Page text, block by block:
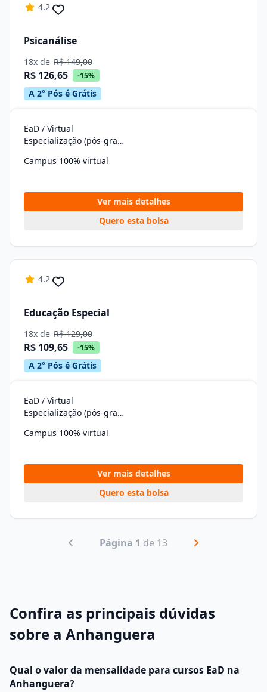
4.2
Psicanálise
18x de R$ 149,00
R$ 126,65 -15%
A 2° Pós é Grátis
EaD / Virtual
Especialização (pós-graduação)
Campus 100% virtual
Ver mais detalhes
Quero esta bolsa
4.2
Educação Especial
18x de R$ 129,00
R$ 109,65 -15%
A 2° Pós é Grátis
EaD / Virtual
Especialização (pós-graduação)
Campus 100% virtual
Ver mais detalhes
Quero esta bolsa
Página 1 de 13
Confira as principais dúvidas
sobre a Anhanguera
Qual o valor da mensalidade para cursos EaD na
Anhanguera?